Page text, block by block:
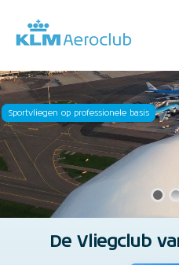
Sportvliegen op professionele basis
De Vliegclub